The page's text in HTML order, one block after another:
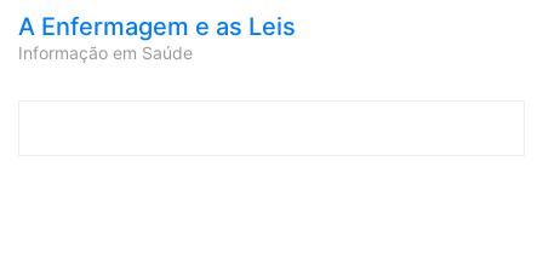
A Enfermagem e as Leis
Informação em Saúde